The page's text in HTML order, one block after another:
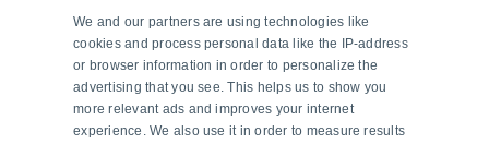
stark verbesserte Signalamplitude.
Um diese dank der BlueBeam-Technologie
erreichte enorme Messqualität noch weiter zu
steigern, wurde auch die Justierung der
Codescheibe gegenüber den üblichen Verfahren
We and our partners are using technologies like
cookies and process personal data like the IP-address
or browser information in order to personalize the
advertising that you see. This helps us to show you
more relevant ads and improves your internet
experience. We also use it in order to measure results